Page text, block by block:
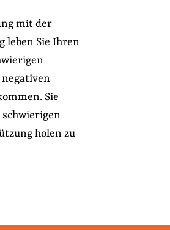
mit der
leben Sie Ihren
Sie
schwierigen
holen zu